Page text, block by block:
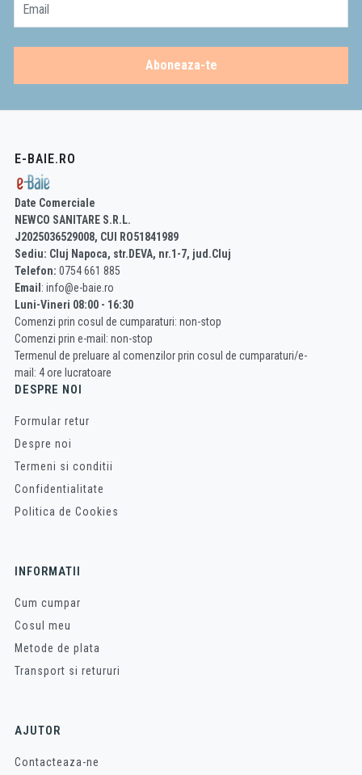
Email
Aboneaza-te
E-BAIE.RO
Date Comerciale
NEWCO SANITARE S.R.L.
J2025036529008, CUI RO51841989
Sediu: Cluj Napoca, str.DEVA, nr.1-7, jud.Cluj
Telefon: 0754 661 885
Email : info@e-baie.ro
Luni-Vineri 08:00 - 16:30
Comenzi prin cosul de cumparaturi: non-stop
Comenzi prin e-mail: non-stop
Termenul de preluare al comenzilor prin cosul de cumparaturi/e-
mail: 4 ore lucratoare
DESPRE NOI
Formular retur
Despre noi
Termeni si conditii
Confidentialitate
Politica de Cookies
INFORMATII
Cum cumpar
Cosul meu
Metode de plata
Transport si retururi
AJUTOR
Contacteaza-ne